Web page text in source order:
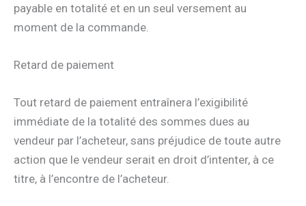
payable en totalité et en un seul versement au
moment de la commande.
Retard de paiement
Tout retard de paiement entraînera l’exigibilité
immédiate de la totalité des sommes dues au
vendeur par l’acheteur, sans préjudice de toute autre
action que le vendeur serait en droit d’intenter, à ce
titre, à l’encontre de l’acheteur.